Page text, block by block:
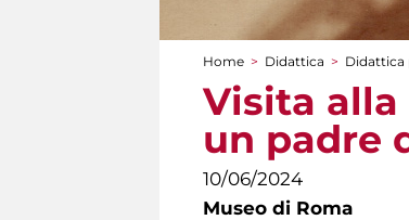
Tu sei qui
Home > Didattica >
Visita
un padre
10/06/2024
Museo di Roma